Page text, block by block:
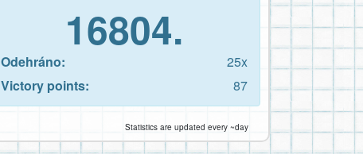
16804.
Odehráno:
25x
Victory points:
87
Statistics are updated every ~day